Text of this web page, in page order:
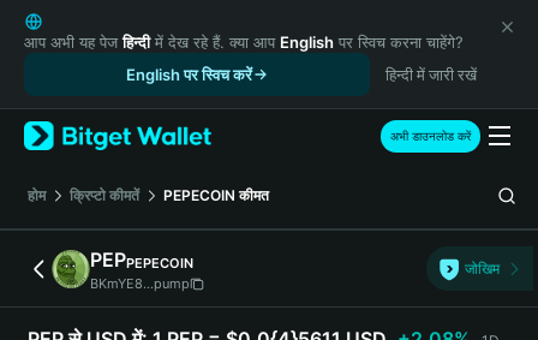
English
日本語
Русский
Español (Latinoamérica)
Türkçe
Italiano
Deutsch
简体中文
繁體中文
Português (Portugal)
आप अभी यह पेजहिन्दीमें देख रहे हैं. क्या आप English पर स्विच करना चाहेंगे?
English पर स्विच करें
हिन्दी में जारी रखें
अभी डाउनलोड करें
होम क्रिप्टो कीमतें PEPECOIN कीमत
PEPPEPECOIN
BKmYE8...pump
जोखिम